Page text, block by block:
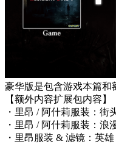
豪华版是包含游戏本篇和
【额外内容扩展包内容】
・里昂 / 阿什莉服装：街
・里昂 / 阿什莉服装：浪
・里昂服装 & 滤镜：英雄